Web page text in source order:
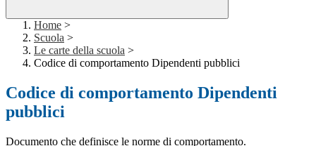
Home >
Scuola >
Le carte della scuola >
Codice di comportamento Dipendenti pubblici
Codice di comportamento Dipendenti
pubblici
Documento che definisce le norme di comportamento.